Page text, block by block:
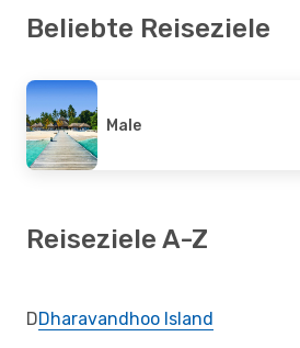
Beliebte Reiseziele
Male
Reiseziele A-Z
DDharavandhoo Island